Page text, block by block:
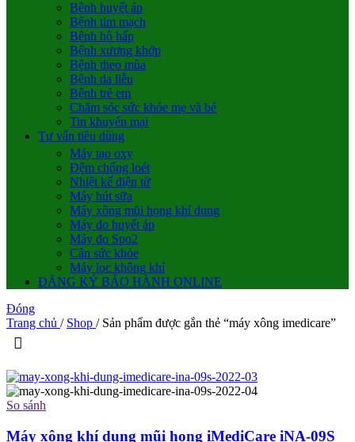
Bệnh huyết áp
Bệnh tim mạch
Bệnh hô hấp
Bệnh xương khớp
Bệnh theo mùa
Bệnh da liễu
Bệnh trẻ em
Chăm sóc sức khỏe mẹ và bé
Tin khuyến mại
Tư vấn tiêu dùng
Máy tạo oxy
Đệm chống loét
Nhiệt kế điện tử
Máy hút sữa
Máy xông mũi họng khí dung
Máy đo huyết áp
Máy đo Spo2
Cân sức khỏe
Máy lọc không khí
ĐĂNG KÝ BẢO HÀNH ONLINE
Đóng
Trang chủ / Shop / Sản phẩm được gắn thẻ “máy xông imedicare”
So sánh
Máy xông khí dung mũi họng iMediCare iNA-09S